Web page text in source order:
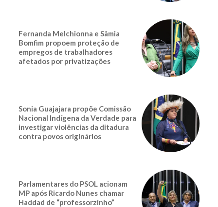
Fernanda Melchionna e Sâmia
Bomfim propoem proteção de
empregos de trabalhadores
afetados por privatizações
Sonia Guajajara propõe Comissão
Nacional Indígena da Verdade para
investigar violências da ditadura
contra povos originários
Parlamentares do PSOL acionam
MP após Ricardo Nunes chamar
Haddad de “professorzinho”